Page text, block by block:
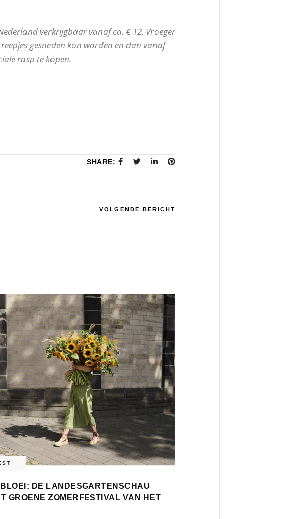
verkrijgbaar vanaf ca. € 12. Vroeger
gesneden kon worden en dan vanaf
rasp te kopen.
SHARE:
VOLGENDE BERICHT
DE LANDESGARTENSCHAU
GROENE ZOMERFESTIVAL VAN HET